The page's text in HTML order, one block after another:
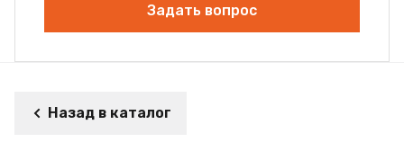
Задать вопрос
Назад в каталог